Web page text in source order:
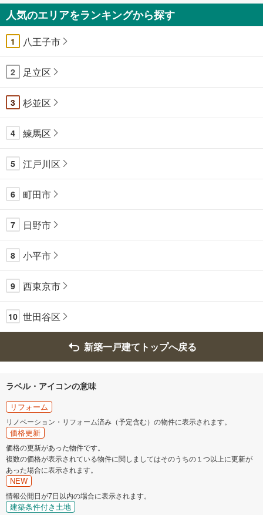
人気のエリアをランキングから探す
1 八王子市
2 足立区
3 杉並区
4 練馬区
5 江戸川区
6 町田市
7 日野市
8 小平市
9 西東京市
10 世田谷区
新築一戸建てトップへ戻る
ラベル・アイコンの意味
リフォーム
リノベーション・リフォーム済み（予定含む）の物件に表示されます。
価格更新
価格の更新があった物件です。
複数の価格が表示されている物件に関しましてはそのうちの１つ以上に更新が
あった場合に表示されます。
NEW
情報公開日が7日以内の場合に表示されます。
建築条件付き土地